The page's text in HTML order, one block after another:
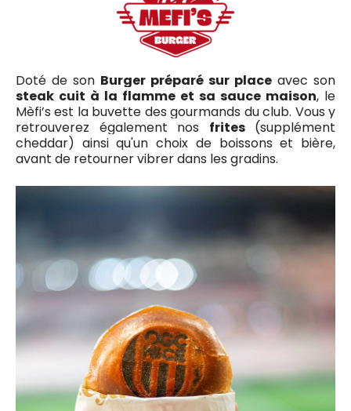
Doté de son Burger préparé sur place avec son
steak cuit à la flamme et sa sauce maison, le
Mèfi’s est la buvette des gourmands du club. Vous y
retrouverez également nos frites(supplément
cheddar) ainsi qu'un choix de boissons et bière,
avant de retourner vibrer dans les gradins.